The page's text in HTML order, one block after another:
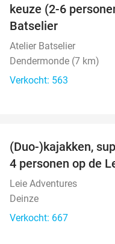
keuze (2-6
Batselier
Atelier Batselier
Dendermonde (7 km)
Verkocht: 563
(Duo-)kajakken,
4 personen op de
Leie Adventures
Deinze
Verkocht: 667